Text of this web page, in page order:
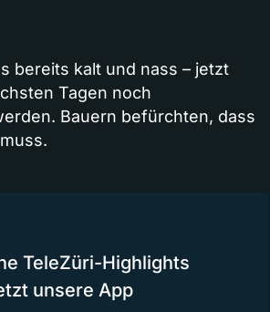
bereits kalt und nass – jetzt
Tagen noch
Bauern befürchten, dass
TeleZüri-Highlights
unsere App